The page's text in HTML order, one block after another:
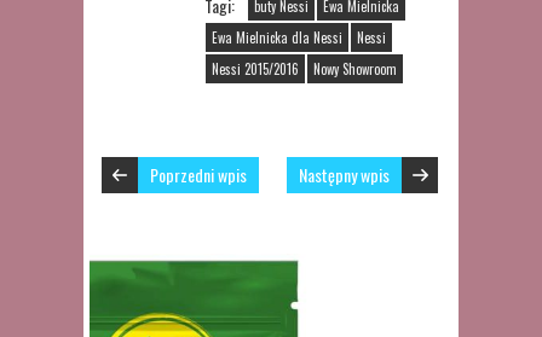
Tagi: buty Nessi
Ewa Mielnicka
Ewa Mielnicka dla Nessi
Nessi
Nessi 2015/2016
Nowy Showroom
Poprzedni wpis Następny wpis